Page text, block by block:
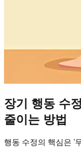
장기 행동 수
줄이는 방법
행동 수정의 핵심은 '